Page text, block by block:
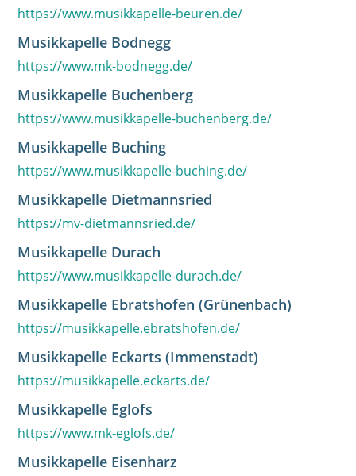
https://www.musikkapelle-beuren.de/
Musikkapelle Bodnegg
https://www.mk-bodnegg.de/
Musikkapelle Buchenberg
https://www.musikkapelle-buchenberg.de/
Musikkapelle Buching
https://www.musikkapelle-buching.de/
Musikkapelle Dietmannsried
https://mv-dietmannsried.de/
Musikkapelle Durach
https://www.musikkapelle-durach.de/
Musikkapelle Ebratshofen (Grünenbach)
https://musikkapelle.ebratshofen.de/
Musikkapelle Eckarts (Immenstadt)
https://musikkapelle.eckarts.de/
Musikkapelle Eglofs
https://www.mk-eglofs.de/
Musikkapelle Eisenharz